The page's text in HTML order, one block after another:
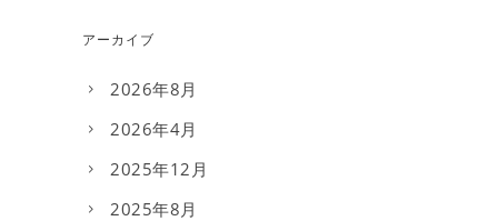
アーカイブ
2026年8月
2026年4月
2025年12月
2025年8月